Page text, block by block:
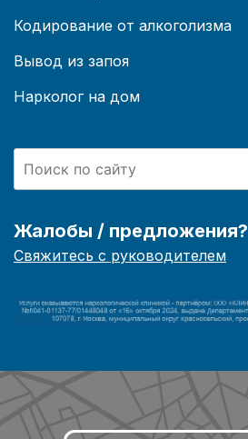
Кодирование от алкоголизма
Вывод из запоя
Нарколог на дом
Жалобы / предложения?
Свяжитесь с руководителем